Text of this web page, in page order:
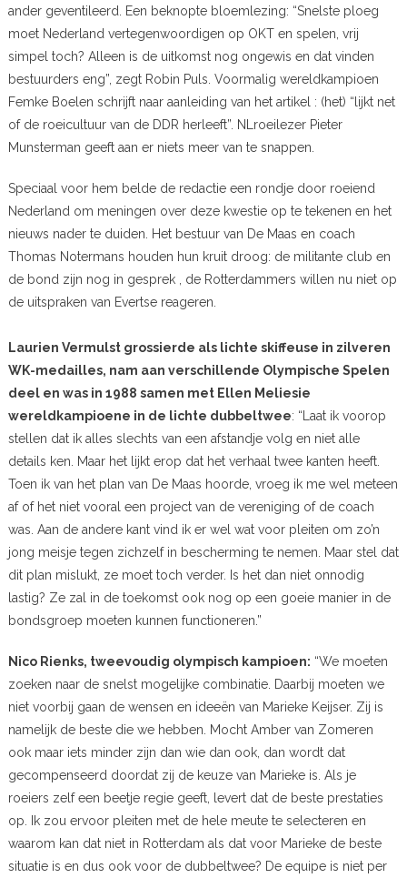
ander geventileerd. Een beknopte bloemlezing: “Snelste ploeg
moet Nederland vertegenwoordigen op OKT en spelen, vrij
simpel toch? Alleen is de uitkomst nog ongewis en dat vinden
bestuurders eng”, zegt Robin Puls. Voormalig wereldkampioen
Femke Boelen schrijft naar aanleiding van het artikel : (het) “lijkt net
of de roeicultuur van de DDR herleeft”. NLroeilezer Pieter
Munsterman geeft aan er niets meer van te snappen.
Speciaal voor hem belde de redactie een rondje door roeiend
Nederland om meningen over deze kwestie op te tekenen en het
nieuws nader te duiden. Het bestuur van De Maas en coach
Thomas Notermans houden hun kruit droog: de militante club en
de bond zijn nog in gesprek , de Rotterdammers willen nu niet op
de uitspraken van Evertse reageren.
Laurien Vermulst grossierde als lichte skiffeuse in zilveren
WK-medailles, nam aan verschillende Olympische Spelen
deel en was in 1988 samen met Ellen Meliesie
wereldkampioene in de lichte dubbeltwee: “Laat ik voorop
stellen dat ik alles slechts van een afstandje volg en niet alle
details ken. Maar het lijkt erop dat het verhaal twee kanten heeft.
Toen ik van het plan van De Maas hoorde, vroeg ik me wel meteen
af of het niet vooral een project van de vereniging of de coach
was. Aan de andere kant vind ik er wel wat voor pleiten om zo’n
jong meisje tegen zichzelf in bescherming te nemen. Maar stel dat
dit plan mislukt, ze moet toch verder. Is het dan niet onnodig
lastig? Ze zal in de toekomst ook nog op een goeie manier in de
bondsgroep moeten kunnen functioneren.”
Nico Rienks, tweevoudig olympisch kampioen: “We moeten
zoeken naar de snelst mogelijke combinatie. Daarbij moeten we
niet voorbij gaan de wensen en ideeën van Marieke Keijser. Zij is
namelijk de beste die we hebben. Mocht Amber van Zomeren
ook maar iets minder zijn dan wie dan ook, dan wordt dat
gecompenseerd doordat zij de keuze van Marieke is. Als je
roeiers zelf een beetje regie geeft, levert dat de beste prestaties
op. Ik zou ervoor pleiten met de hele meute te selecteren en
waarom kan dat niet in Rotterdam als dat voor Marieke de beste
situatie is en dus ook voor de dubbeltwee? De equipe is niet per